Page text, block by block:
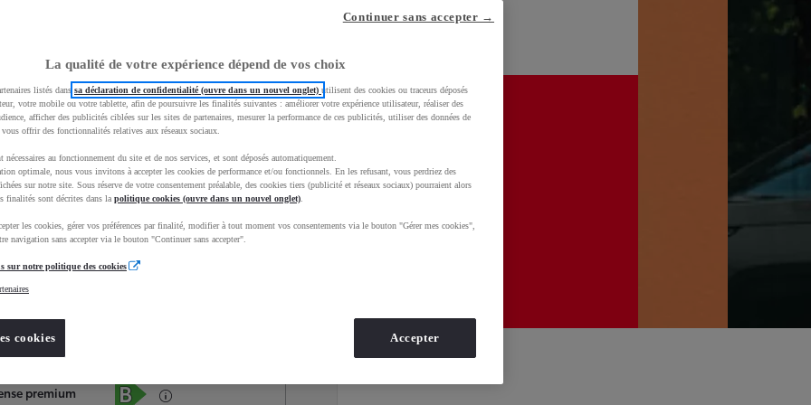
Services Concession
Occasions
premium
La qualité de votre expérience dépend de vos choix
listés dans sa déclaration de confidentialité (ouvre dans un nouvel onglet) utilisent des cookies ou traceurs déposés
votre mobile ou votre tablette, afin de poursuivre les finalités suivantes : améliorer votre expérience utilisateur, réaliser des
afficher des publicités ciblées sur les sites de partenaires, mesurer la performance de ces publicités, utiliser des données de
offrir des fonctionnalités relatives aux réseaux sociaux.
nécessaires au fonctionnement du site et de nos services, et sont déposés automatiquement.
optimale, nous vous invitons à accepter les cookies de performance et/ou fonctionnels. En les refusant, vous perdriez des
sur notre site. Sous réserve de votre consentement préalable, des cookies tiers (publicité et réseaux sociaux) pourraient alors
finalités sont décrites dans la politique cookies (ouvre dans un nouvel onglet)
les cookies, gérer vos préférences par finalité, modifier à tout moment vos consentements via le bouton "Gérer mes cookies",
navigation sans accepter via le bouton "Continuer sans accepter".
sur notre politique des cookies
cookies
Continuer sans accepter →
Accepter